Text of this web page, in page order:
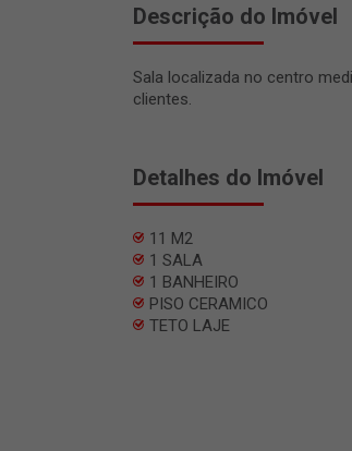
Descrição do Imóvel
Sala localizada no centro
clientes.
Detalhes do Imóvel
11 M2
1 SALA
1 BANHEIRO
PISO CERAMICO
TETO LAJE